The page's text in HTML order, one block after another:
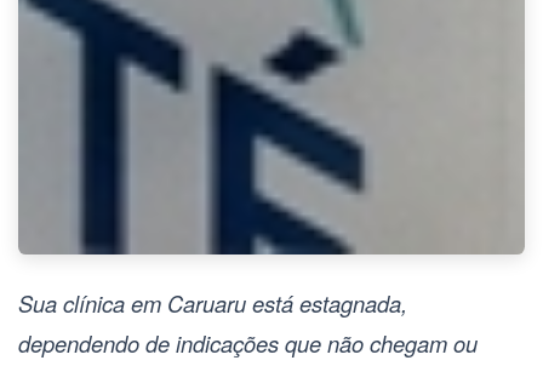
Sua clínica em Caruaru está estagnada,
dependendo de indicações que não chegam ou